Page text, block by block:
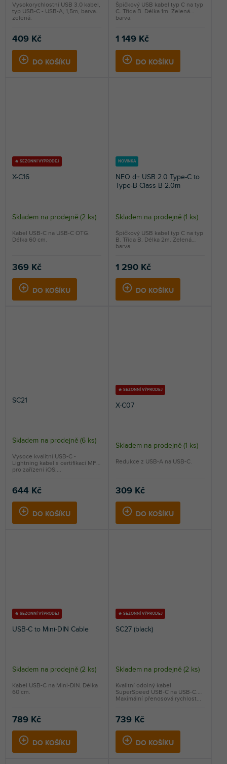
409 Kč
DO KOŠÍKU
Vysokorychlostní USB 3.0 kabel,
typ USB-C - USB-A, 1,5m, barva
zelená.
1 149 Kč
DO KOŠÍKU
Špičkový USB kabel typ C na typ
C. Třída B. Délka 1m. Zelená
barva.
🔥 SEZONNÍ VÝPRODEJ
X-C16
Skladem na prodejně (2 ks)
369 Kč
DO KOŠÍKU
Kabel USB-C na USB-C OTG.
Délka 60 cm.
NOVINKA
NEO d+ USB 2.0 Type-C to
Type-B Class B 2.0m
Skladem na prodejně (1 ks)
1 290 Kč
DO KOŠÍKU
Špičkový USB kabel typ C na typ
B. Třída B. Délka 2m. Zelená
barva.
SC21
Skladem na prodejně (6 ks)
644 Kč
DO KOŠÍKU
Vysoce kvalitní USB-C -
Lightning kabel s certifikací MFi
pro zařízení iOS....
🔥 SEZONNÍ VÝPRODEJ
X-C07
Skladem na prodejně (1 ks)
309 Kč
DO KOŠÍKU
Redukce z USB-A na USB-C.
🔥 SEZONNÍ VÝPRODEJ
USB-C to Mini-DIN Cable
Skladem na prodejně (2 ks)
789 Kč
DO KOŠÍKU
Kabel USB-C na Mini-DIN. Délka
60 cm.
🔥 SEZONNÍ VÝPRODEJ
SC27 (black)
Skladem na prodejně (2 ks)
739 Kč
DO KOŠÍKU
Kvalitní odolný kabel
SuperSpeed USB-C na USB-C.
Maximální přenosová rychlost...